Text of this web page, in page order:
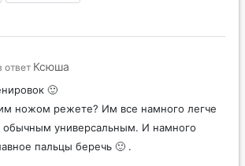
ответ Ксюша
🙂
ножом режете? Им все намного легче
обычным универсальным. И намного
пальцы беречь 🙂 .